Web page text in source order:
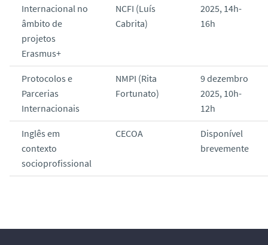
Internacional no
âmbito de
projetos
Erasmus+
NCFI (Luís
Cabrita)
2025, 14h-
16h
Protocolos e
Parcerias
Internacionais
NMPI (Rita
Fortunato)
9 dezembro
2025, 10h-
12h
Inglês em
contexto
socioprofissional
CECOA
Disponível
brevemente